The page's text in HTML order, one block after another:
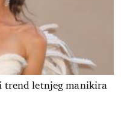
trend letnjeg manikira